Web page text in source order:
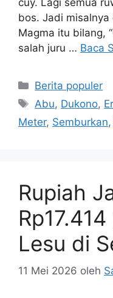
cuy. Lagi semua
bos. Jadi misalnya
Magma itu bilang,
salah juru … Baca
Kategori
Berita populer
Tag
Abu, Dukono,
Meter, Semburkan,
Rupiah
Lesu di
11 Mei 2026 oleh